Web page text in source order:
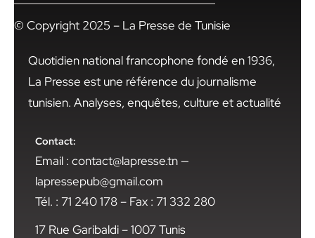
© Copyright 2025 – La Presse de Tunisie
Quotidien national francophone fondé en 1936,
La Presse est une référence du journalisme
tunisien. Analyses, enquêtes, culture et actualité
Contact:
Email : contact@lapresse.tn —
lapressepub@gmail.com
Tél. : 71 240 178 – Fax : 71 332 280
17 Rue Garibaldi – 1007 Tunis